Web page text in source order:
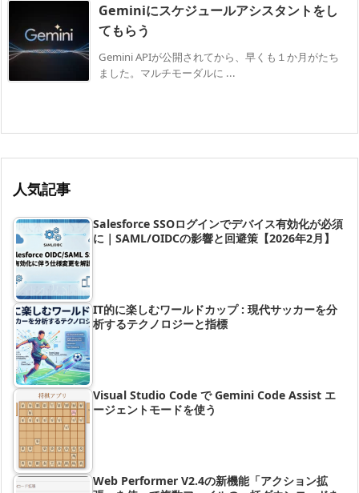
Geminiにスケジュールアシスタントをし
てもらう
Gemini APIが公開されてから、早くも１か月がたち
ました。マルチモーダルに ...
人気記事
Salesforce SSOログインでデバイス有効化が必須
に｜SAML/OIDCの影響と回避策【2026年2月】
IT的に楽しむワールドカップ : 現代サッカーを分
析するテクノロジーと指標
Visual Studio Code で Gemini Code Assist エ
ージェントモードを使う
Web Performer V2.4の新機能「アクション拡